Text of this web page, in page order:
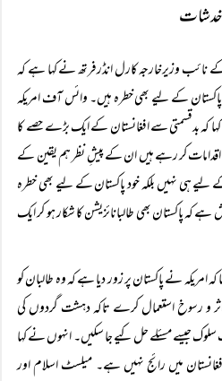
خدشات
نائب وزیرخارجہ کارل انڈرفرتھ نے کہا ہے کہ
کے لیے بھی خطرہ ہیں۔ وائس آف امریکہ
بدقسمتی سے افغانستان کے ایک بڑے حصے کا
کر رہے ہیں ان کے پیشِ نظر ہم یقین کے
ہی نہیں بلکہ خود پاکستان کے لیے بھی خطرہ
کہ پاکستان بھی طالبانائزیشن کا شکار ہو کر ایک
امریکہ نے پاکستان پر زور دیا ہے کہ وہ طالبان کو
و رسوخ استعمال کرے تاکہ دہشت گردوں کی
جیسے مسئلے حل کیے جا سکیں۔ انہوں نے کہا
میں رائج نہیں ہے۔ میلسٹ اسلام اور